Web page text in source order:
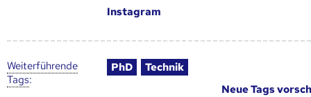
Instagram
Weiter­führende
Tags:
PhD
Technik
Neue Tags